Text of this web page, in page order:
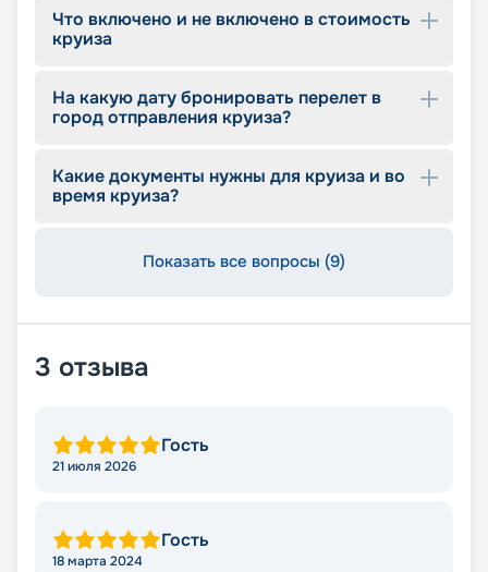
Что включено и не включено в стоимость
круиза
На какую дату бронировать перелет в
город отправления круиза?
Какие документы нужны для круиза и во
время круиза?
Показать все вопросы (9)
3 отзыва
Гость
21 июля 2026
Гость
18 марта 2024